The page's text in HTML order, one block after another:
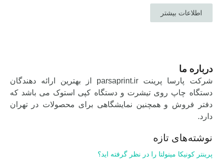
اطلاعات بیشتر
درباره ما
شرکت پارسا پرینت parsaprint.ir از بهترین ارائه دهندگان
دستگاه چاپ روی تیشرت و دستگاه کپی استوک می باشد که
دفتر فروش و همچنین نمایشگاهی برای محصولات در تهران
دارد.
نوشته‌های تازه
پرینتر کونیکا مینولتا را در نظر گرفته اید؟